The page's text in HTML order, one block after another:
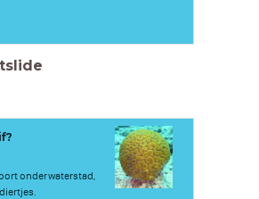
onderwaterstad,